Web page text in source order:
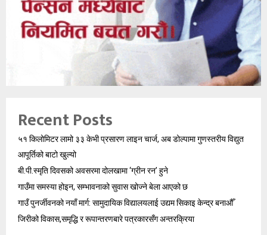
Recent Posts
५१ किलोमिटर लामो ३३ केभी प्रसारण लाइन चार्ज, अब डोल्पामा गुणस्तरीय विद्युत
आपूर्तिको बाटो खुल्यो
बी.पी.स्मृति दिवसको अवसरमा दोलखामा ‘ग्रीन रन’ हुने
गाउँमा समस्या होइन, सम्भावनाको सुवास खोज्ने बेला आएको छ
गाउँ पुनर्जीवनको नयाँ मार्ग: सामुदायिक विद्यालयलाई उद्यम सिकाइ केन्द्र बनाऔँ
जिरीको विकास,समृद्धि र रूपान्तरणबारे पत्रकारसँग अन्तरक्रिया